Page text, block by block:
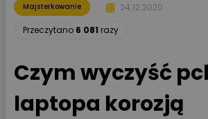
Majsterkowanie
24.12.2020
Przeczytano 6 081 razy
Czym wyczyść
laptopa korozją